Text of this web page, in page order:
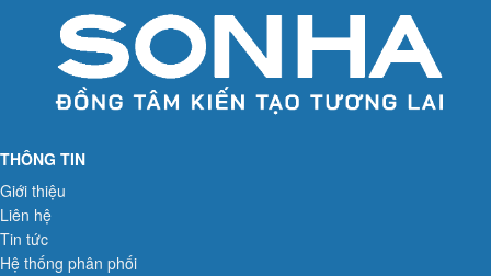
THÔNG TIN
Giới thiệu
Liên hệ
Tin tức
Hệ thống phân phối